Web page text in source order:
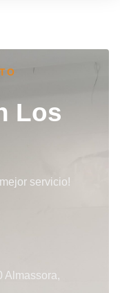
Los
servicio!
Almassora,